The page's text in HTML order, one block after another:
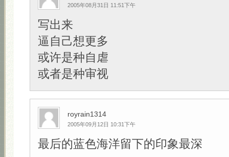
2005年08月31日 11:51下午
写出来
逼自己想更多
或许是种自虐
或者是种审视
royrain1314
2005年09月12日 10:31下午
最后的蓝色海洋留下的印象最深